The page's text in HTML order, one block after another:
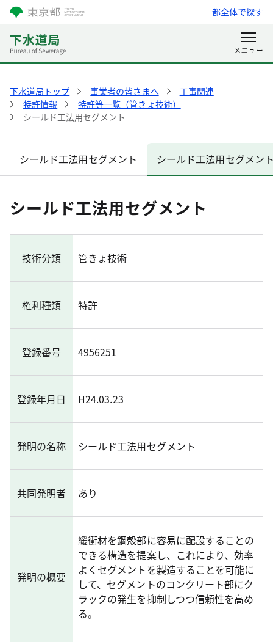
都全体で探す
下水道局トップ 事業者の皆さまへ
工事関連
特許情報
特許等一覧（管きょ技術）
シールド工法用セグメント
シールド工法用セグメント シールド工法用セグメン
シールド工法用セグメント
技術分類 管きょ技術
権利種類 特許
登録番号 4956251
登録年月日 H24.03.23
発明の名称 シールド工法用セグメント
共同発明者 あり
発明の概要
緩衝材を鋼殻部に容易に配設することの
できる構造を提案し、これにより、効率
よくセグメントを製造することを可能に
して、セグメントのコンクリート部にク
ラックの発生を抑制しつつ信頼性を高め
る。